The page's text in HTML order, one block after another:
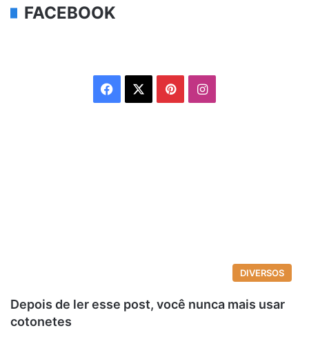
FACEBOOK
Facebook PinterestInstagram
DIVERSOS
Depois de ler esse post, você nunca mais usar
cotonetes